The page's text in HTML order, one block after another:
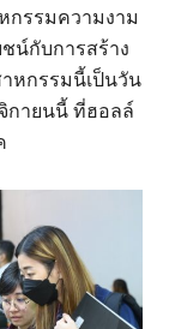
กรรมความงาม
น์กับการสร้าง
หกรรมนี้เป็นวัน
กายนนี้ ที่ฮอลล์